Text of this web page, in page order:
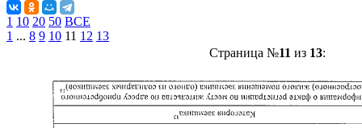
1 10 20 50 ВСЕ
1 ... 8 9 10 11 12 13
Страница №11 из 13: